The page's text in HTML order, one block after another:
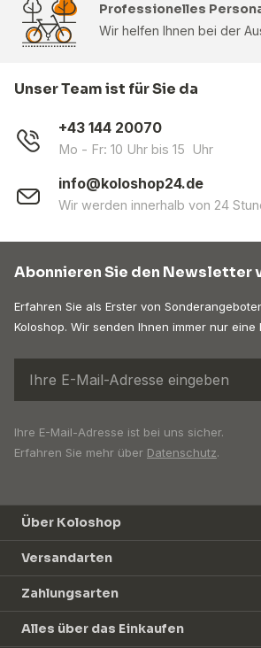
Professionelles
Wir helfen Ihnen bei der
Unser Team ist für Sie da
+43 144 20070
Mo - Fr: 10 Uhr bis 15 Uhr
info@koloshop24.de
Wir werden innerhalb von 24
Abonnieren Sie den Newsletter
Erfahren Sie als Erster von
Koloshop. Wir senden Ihnen immer nur eine
Ihre E-Mail-Adresse ist bei uns sicher.
Erfahren Sie mehr über Datenschutz.
Über Koloshop
Versandarten
Zahlungsarten
Alles über das Einkaufen